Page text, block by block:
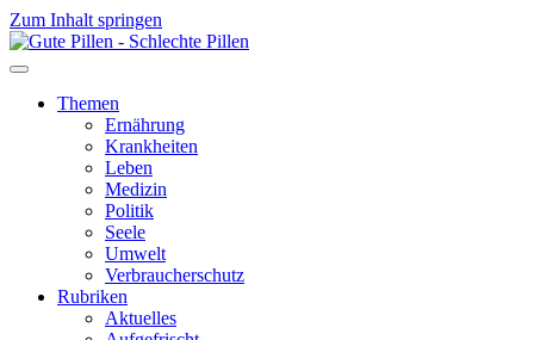
Zum Inhalt springen
Themen
Ernährung
Krankheiten
Leben
Medizin
Politik
Seele
Umwelt
Verbraucherschutz
Rubriken
Aktuelles